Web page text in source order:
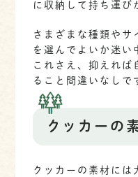
に収納して持ち運び
さまざまな種類やサ
を選んでよいか迷い
これさえ、抑えれば
ること間違いなしで
クッカーの
クッカーの素材には